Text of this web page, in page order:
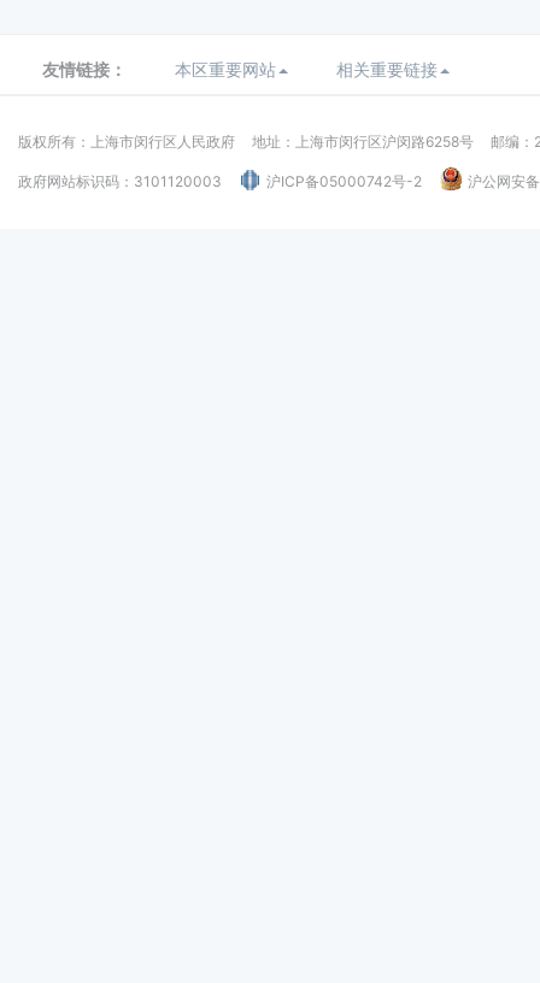
友情链接： 本区重要网站 相关重要链接
版权所有：上海市闵行区人民政府 地址：上海市闵行区沪闵路6258号 邮编：
政府网站标识码：3101120003 沪ICP备05000742号-2 沪公网安